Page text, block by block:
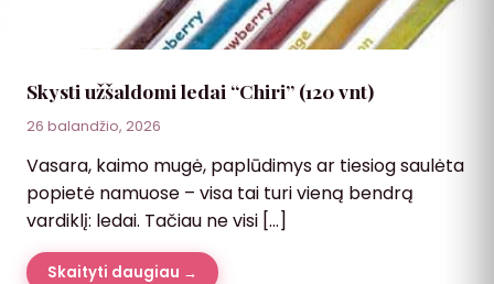
Skysti užšaldomi ledai “Chiri” (120 vnt)
26 balandžio, 2026
Vasara, kaimo mugė, paplūdimys ar tiesiog saulėta
popietė namuose – visa tai turi vieną bendrą
vardiklį: ledai. Tačiau ne visi […]
Skaityti daugiau →